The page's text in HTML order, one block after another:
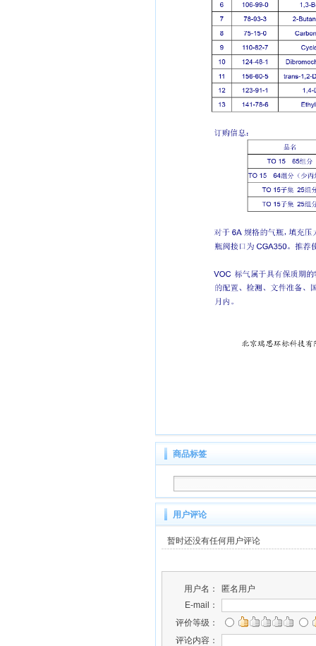
商品标签
用户评论
暂时还没有任何用户评论
用户名：
匿名用户
E-mail：
评价等级：
评论内容：